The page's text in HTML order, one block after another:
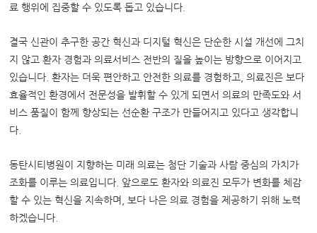
료 행위에 집중할 수 있도록 돕고 있습니다.
결국 신관이 추구한 공간 혁신과 디지털 혁신은 단순한 시설 개선에 그치
지 않고 환자 경험과 의료서비스 전반의 질을 높이는 방향으로 이어지고
있습니다. 환자는 더욱 편안하고 안전한 의료를 경험하고, 의료진은 보다
효율적인 환경에서 전문성을 발휘할 수 있게 되면서 의료의 만족도와 서
비스 품질이 함께 향상되는 선순환 구조가 만들어지고 있다고 생각합니
다.
동탄시티병원이 지향하는 미래 의료는 첨단 기술과 사람 중심의 가치가
조화를 이루는 의료입니다. 앞으로도 환자와 의료진 모두가 변화를 체감
할 수 있는 혁신을 지속하며, 보다 나은 의료 경험을 제공하기 위해 노력
하겠습니다.